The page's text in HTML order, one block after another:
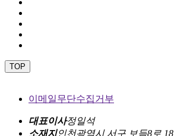
TOP
이메일무단수집거부
대표이사정일석
소재지인천광역시 서구 보듬8로 18